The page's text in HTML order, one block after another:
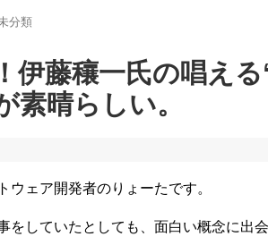
分類
伊藤穰一氏の唱え
素晴らしい。
ウェア開発者のりょーたです。
をしていたとしても、面白い概念に出